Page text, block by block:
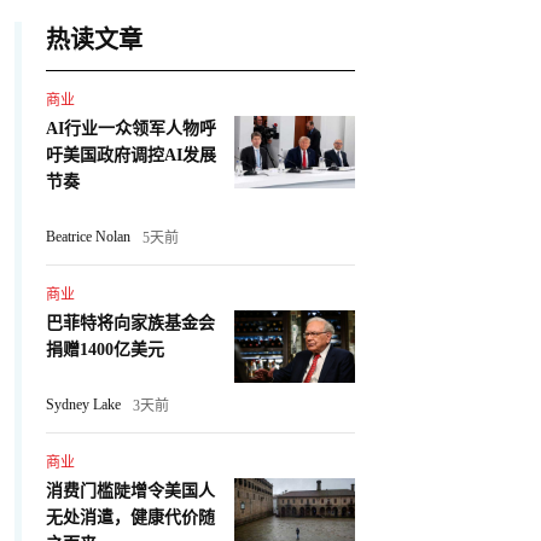
热读文章
商业
AI行业一众领军人物呼
吁美国政府调控AI发展
节奏
Beatrice Nolan 5天前
商业
巴菲特将向家族基金会
捐赠1400亿美元
Sydney Lake 3天前
商业
消费门槛陡增令美国人
无处消遣，健康代价随